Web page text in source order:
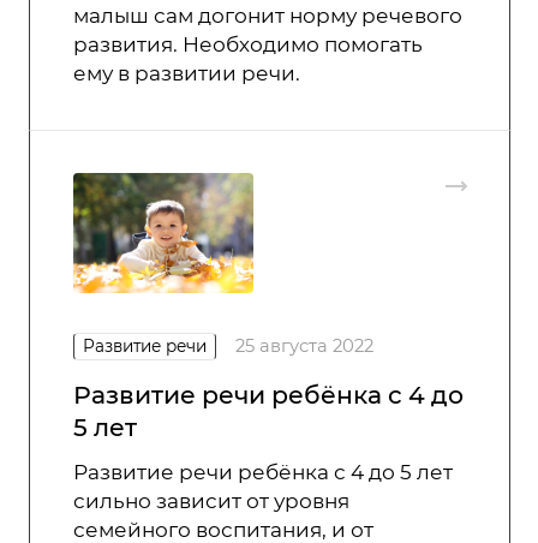
малыш сам догонит норму речевого
развития. Необходимо помогать
ему в развитии речи.
Развитие речи 25 августа 2022
Развитие речи ребёнка с 4 до
5 лет
Развитие речи ребёнка с 4 до 5 лет
сильно зависит от уровня
семейного воспитания, и от